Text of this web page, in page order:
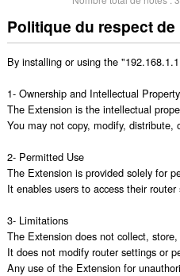
Politique du respect de
By installing or using the
1- Ownership and Intellectual Property
The Extension is the intellectual
You may not copy, modify,
2- Permitted Use
The Extension is provided solely for
It enables users to access their
3- Limitations
The Extension does not collect,
It does not modify router settings or
Any use of the Extension for